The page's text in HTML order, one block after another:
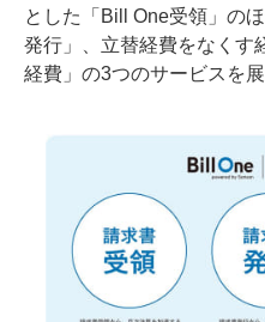
とした「Bill One受領」の
発行」、立替経費をなくす
経費」の3つのサービスを展